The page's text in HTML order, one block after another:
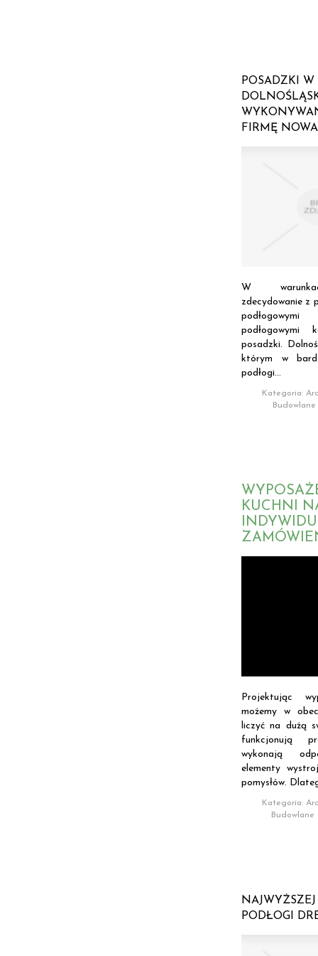
POSADZKI W
FIRMĘ
W
zdecydowanie z
podłogowymi
posadzki.
którym w
podłogi...
Kategoria:
Budowlane
KUCHNI
Projektując
możemy w
liczyć na dużą
funkcjonują
wykonają
elementy
pomysłów.
Kategoria:
Budowlane
PODŁOGI